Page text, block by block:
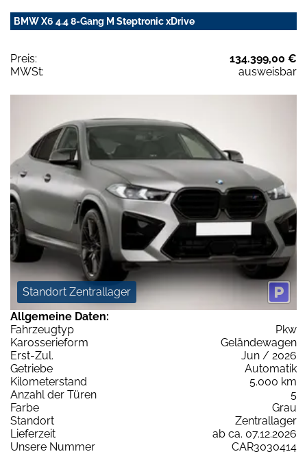
BMW X6 4.4 8-Gang M Steptronic xDrive
Preis:
134.399,00 €
MWSt:
ausweisbar
Standort Zentrallager
Allgemeine Daten:
Fahrzeugtyp
Pkw
Karosserieform
Geländewagen
Erst-Zul.
Jun / 2026
Getriebe
Automatik
Kilometerstand
5.000 km
Anzahl der Türen
5
Farbe
Grau
Standort
Zentrallager
Lieferzeit
ab ca. 07.12.2026
Unsere Nummer
CAR3030414